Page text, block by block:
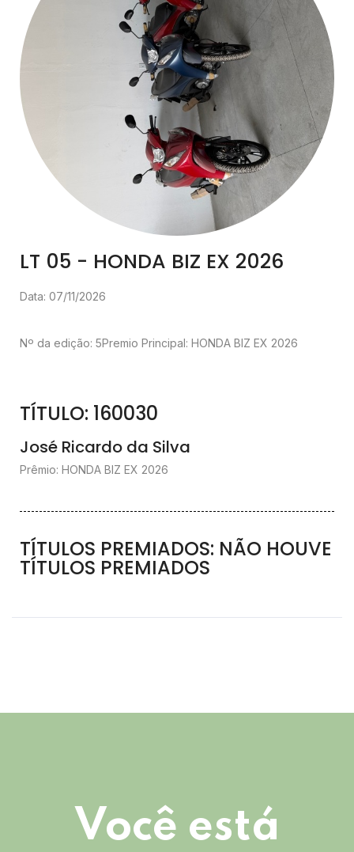
LT 05 - HONDA BIZ EX 2026
Data: 07/11/2026
Nº da edição: 5Premio Principal: HONDA BIZ EX 2026
TÍTULO: 160030
José Ricardo da Silva
Prêmio: HONDA BIZ EX 2026
TÍTULOS PREMIADOS: NÃO HOUVE
TÍTULOS PREMIADOS
Você está